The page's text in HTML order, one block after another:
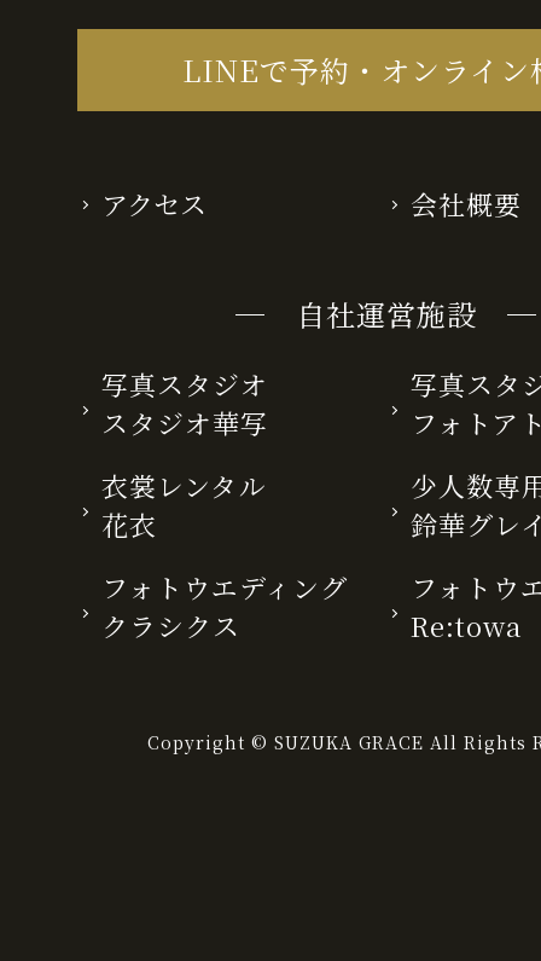
LINEで予約・オンライン
アクセス 会社概要
─ 自社運営施設 ─
写真スタジオ
スタジオ華写
写真スタ
フォトア
衣裳レンタル
花衣
少人数専
鈴華グレ
フォトウエディング
クラシクス
フォトウ
Re:towa
Copyright © SUZUKA GRACE All Rights